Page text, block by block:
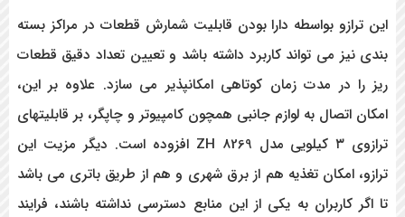
این ترازو بواسطه دارا بودن قابلیت شمارش قطعات در مراکز بسته
بندی نیز می تواند کاربرد داشته باشد و تعیین تعداد دقیق قطعات
ریز را در مدت زمان کوتاهی امکانپذیر می سازد. علاوه بر این،
امکان اتصال به لوازم جانبی همچون کامپیوتر و چاپگر، بر قابلیتهای
ترازوی ۳ کیلویی مدل ZH 8269 افزوده است. دیگر مزیت این
ترازو، امکان تغذیه هم از برق شهری و هم از طریق باتری می باشد
تا اگر کاربران به یکی از این منابع دسترسی نداشته باشند، فرایند